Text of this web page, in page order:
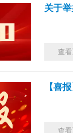
关于
查
【喜
查